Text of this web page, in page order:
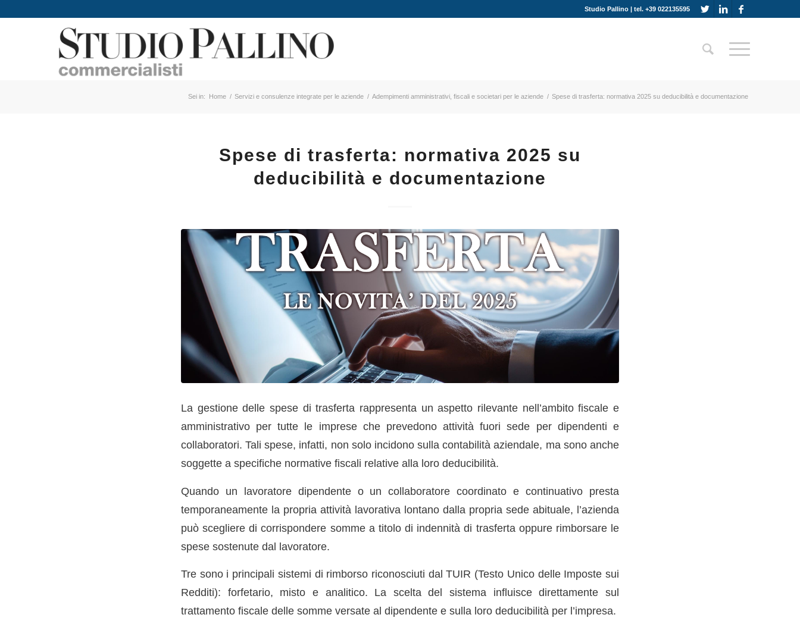
Studio Pallino | tel. +39 022135595
Sei in: Home / Servizi e consulenze integrate per le aziende / Adempimenti amministrativi, fiscali e societari per le aziende / Spese di trasferta: normativa 2025 su deducibilità e documentazione
Spese di trasferta: normativa 2025 su
deducibilità e documentazione
La gestione delle spese di trasferta rappresenta un aspetto rilevante nell’ambito fiscale e
amministrativo per tutte le imprese che prevedono attività fuori sede per dipendenti e
collaboratori. Tali spese, infatti, non solo incidono sulla contabilità aziendale, ma sono anche
soggette a specifiche normative fiscali relative alla loro deducibilità.
Quando un lavoratore dipendente o un collaboratore coordinato e continuativo presta
temporaneamente la propria attività lavorativa lontano dalla propria sede abituale, l’azienda
può scegliere di corrispondere somme a titolo di indennità di trasferta oppure rimborsare le
spese sostenute dal lavoratore.
Tre sono i principali sistemi di rimborso riconosciuti dal TUIR (Testo Unico delle Imposte sui
Redditi): forfetario, misto e analitico. La scelta del sistema influisce direttamente sul
trattamento fiscale delle somme versate al dipendente e sulla loro deducibilità per l’impresa.